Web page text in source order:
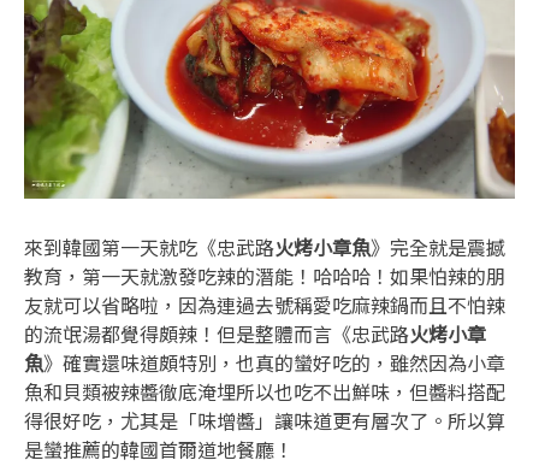
來到韓國第一天就吃《忠武路火烤小章魚》完全就是震撼
教育，第一天就激發吃辣的潛能！哈哈哈！如果怕辣的朋
友就可以省略啦，因為連過去號稱愛吃麻辣鍋而且不怕辣
的流氓湯都覺得頗辣！但是整體而言《忠武路火烤小章
魚》確實還味道頗特別，也真的蠻好吃的，雖然因為小章
魚和貝類被辣醬徹底淹埋所以也吃不出鮮味，但醬料搭配
得很好吃，尤其是「味增醬」讓味道更有層次了。所以算
是蠻推薦的韓國首爾道地餐廳！